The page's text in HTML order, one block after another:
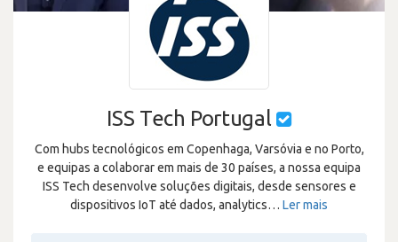
ISS Tech Portugal
Com hubs tecnológicos em Copenhaga, Varsóvia e no Porto,
e equipas a colaborar em mais de 30 países, a nossa equipa
ISS Tech desenvolve soluções digitais, desde sensores e
dispositivos IoT até dados, analytics… Ler mais